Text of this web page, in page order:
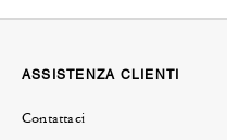
ASSISTENZA CLIENTI
Contattaci